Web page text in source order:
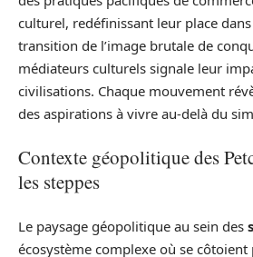
culturel, redéfinissant leur place
transition de l’image brutale de
médiateurs culturels signale leur
civilisations. Chaque mouvement
des aspirations à vivre au-delà du
Contexte géopolitique des
les steppes
Le paysage géopolitique au sein des
écosystème complexe où se